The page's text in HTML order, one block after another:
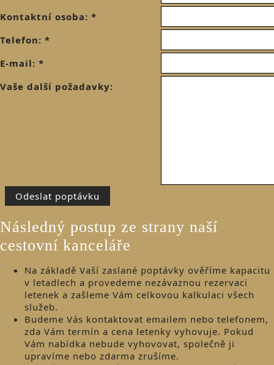
Kontaktní osoba: *
Telefon: *
E-mail: *
Vaše další požadavky:
Následný postup ze strany naší
cestovní kanceláře
Na základě Vaší zaslané poptávky ověříme kapacitu
v letadlech a provedeme nezávaznou rezervaci
letenek a zašleme Vám celkovou kalkulaci všech
služeb.
Budeme Vás kontaktovat emailem nebo telefonem,
zda Vám termín a cena letenky vyhovuje. Pokud
Vám nabídka nebude vyhovovat, společně ji
upravíme nebo zdarma zrušíme.